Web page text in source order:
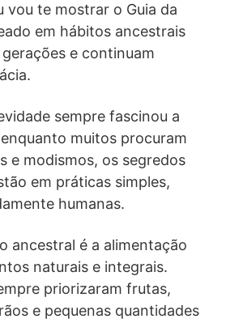
vou te mostrar o Guia da
em hábitos ancestrais
e continuam
sempre fascinou a
muitos procuram
e modismos, os segredos
em práticas simples,
humanas.
ancestral é a alimentação
naturais e integrais.
priorizaram frutas,
e pequenas quantidades